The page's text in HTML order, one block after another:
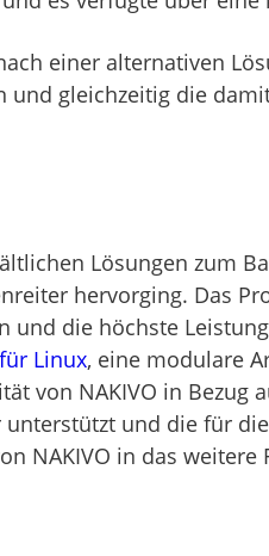
einer alternativen
gleichzeitig die
Lösungen zum
hervorging. Das
die höchste
Linux, eine modulare
von NAKIVO in Bezug
und die für
NAKIVO in das